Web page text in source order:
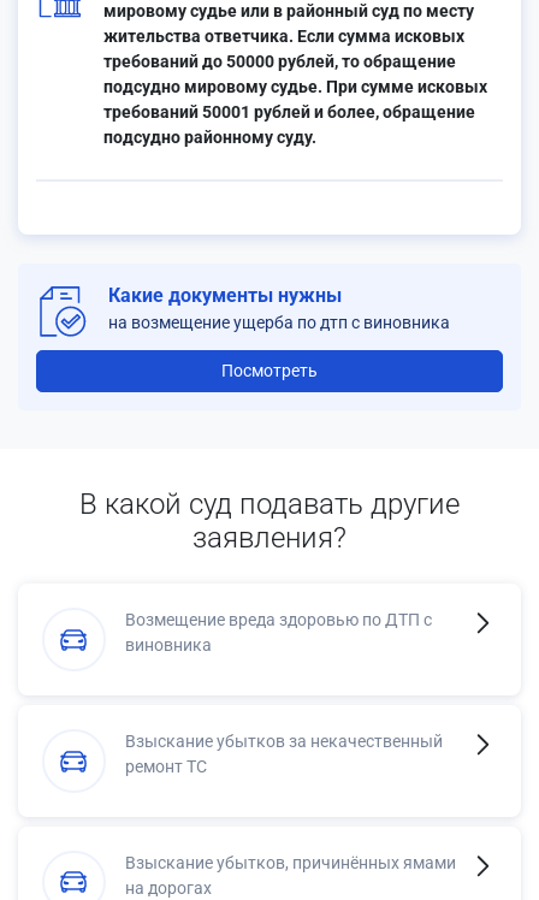
мировому судье или в районный суд по месту
жительства ответчика. Если сумма исковых
требований до 50000 рублей, то обращение
подсудно мировому судье. При сумме исковых
требований 50001 рублей и более, обращение
подсудно районному суду.
Какие документы нужны
на возмещение ущерба по дтп с виновника
Посмотреть
В какой суд подавать другие
заявления?
Возмещение вреда здоровью по ДТП с
виновника
Взыскание убытков за некачественный
ремонт ТС
Взыскание убытков, причинённых ямами
на дорогах